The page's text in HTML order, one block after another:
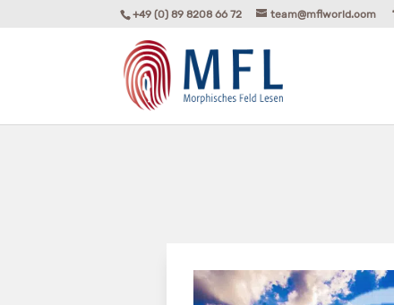
+49 (0) 89 8208 66 72 team@mflworld.com